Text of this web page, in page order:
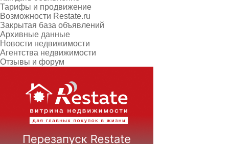
Тарифы и продвижение
Возможности Restate.ru
Закрытая база объявлений
Архивные данные
Новости недвижимости
Агентства недвижимости
Отзывы и форум